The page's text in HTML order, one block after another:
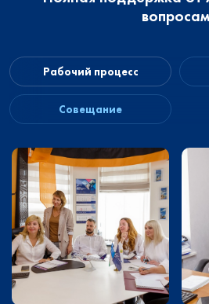
вопросам
Рабочий процесс
Совещание